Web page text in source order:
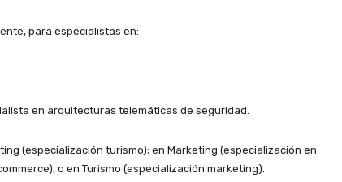
para especialistas en:
en arquitecturas telemáticas de seguridad.
(especialización turismo); en Marketing (especialización en
o en Turismo (especialización marketing).